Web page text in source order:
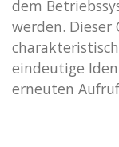
dem
werden.
eindeutige
erneuten